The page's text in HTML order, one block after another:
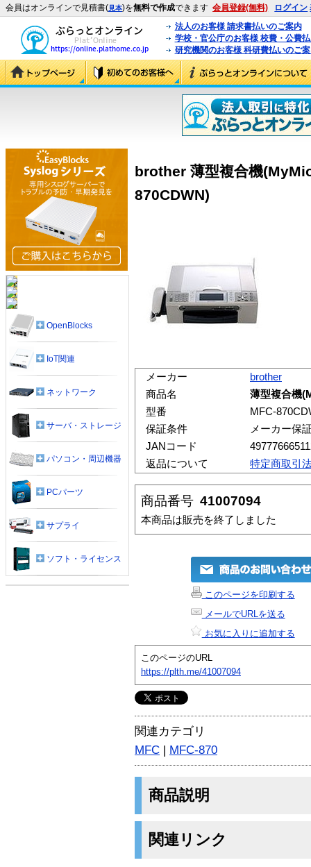
会員はオンラインで見積書(見本)を無料で作成できます 会員登録(無料) ログイン
法人のお客様 請求書払いのご案内
学校・官公庁のお客様 校費・公費
研究機関のお客様 科研費払いのご
brother 薄型複合機
870CDWN)
メーカー
brother
商品名
薄型複合機
型番
MFC-
保証条件
メーカー保
JANコード
返品について
特定商取引
商品番号 41007094
本商品は販売を終了しました
このページを印刷する
メールでURLを送る
お気に入りに追加する
このページのURL
https://plth.me/41007094
関連カテゴリ
MFC | MFC-870
商品説明
関連リンク
OpenBlocks
IoT関連
ネットワーク
サーバ・ストレージ
パソコン・周辺機器
PCパーツ
サプライ
ソフト・ライセンス